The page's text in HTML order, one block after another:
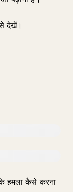
देखें।
हमला कैसे करना